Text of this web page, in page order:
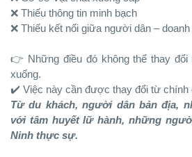
❌ Thiếu thông tin minh bạch
❌ Thiếu kết nối giữa người dân –
👉 Những điều đó không thể thay
xuống.
✔️ Việc này cần được thay đổi từ chính
Từ du khách, người dân bản địa,
với tâm huyết lữ hành, những
Ninh thực sự.